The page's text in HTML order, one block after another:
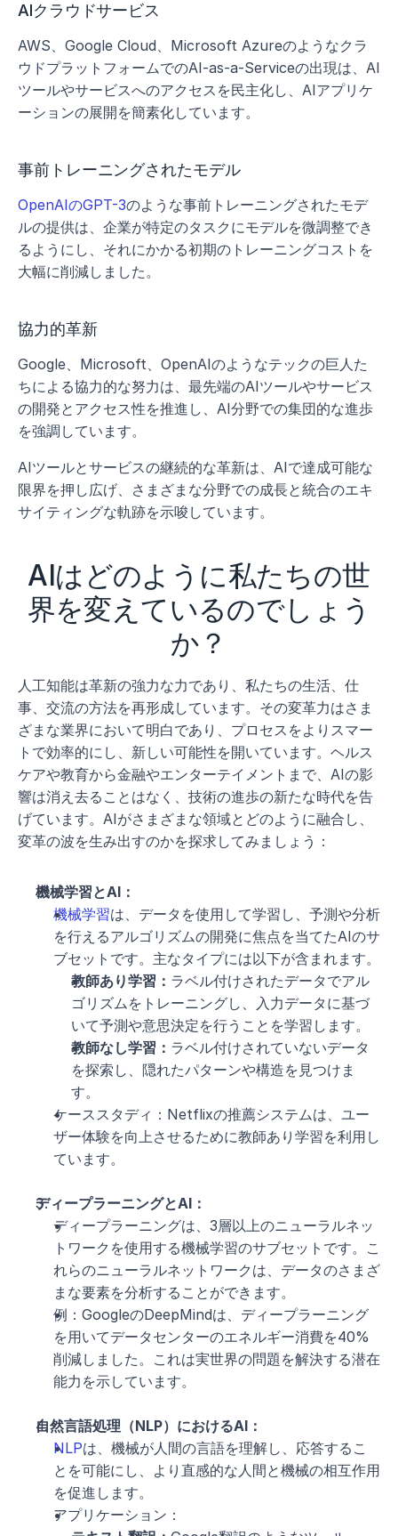
AIクラウドサービス
AWS、Google Cloud、Microsoft Azureのようなクラ
ウドプラットフォームでのAI-as-a-Serviceの出現は、AI
ツールやサービスへのアクセスを民主化し、AIアプリケ
ーションの展開を簡素化しています。
事前トレーニングされたモデル
OpenAIのGPT-3のような事前トレーニングされたモデ
ルの提供は、企業が特定のタスクにモデルを微調整でき
るようにし、それにかかる初期のトレーニングコストを
大幅に削減しました。
協力的革新
Google、Microsoft、OpenAIのようなテックの巨人た
ちによる協力的な努力は、最先端のAIツールやサービス
の開発とアクセス性を推進し、AI分野での集団的な進歩
を強調しています。
AIツールとサービスの継続的な革新は、AIで達成可能な
限界を押し広げ、さまざまな分野での成長と統合のエキ
サイティングな軌跡を示唆しています。
AIはどのように私たちの世
界を変えているのでしょう
か？
人工知能は革新の強力な力であり、私たちの生活、仕
事、交流の方法を再形成しています。その変革力はさま
ざまな業界において明白であり、プロセスをよりスマー
トで効率的にし、新しい可能性を開いています。ヘルス
ケアや教育から金融やエンターテイメントまで、AIの影
響は消え去ることはなく、技術の進歩の新たな時代を告
げています。AIがさまざまな領域とどのように融合し、
変革の波を生み出すのかを探求してみましょう：
機械学習とAI：
機械学習は、データを使用して学習し、予測や分析
を行えるアルゴリズムの開発に焦点を当てたAIのサ
ブセットです。主なタイプには以下が含まれます。
教師あり学習： ラベル付けされたデータでアル
ゴリズムをトレーニングし、入力データに基づ
いて予測や意思決定を行うことを学習します。
教師なし学習： ラベル付けされていないデータ
を探索し、隠れたパターンや構造を見つけま
す。
ケーススタディ：Netflixの推薦システムは、ユー
ザー体験を向上させるために教師あり学習を利用し
ています。
ディープラーニングとAI：
ディープラーニングは、3層以上のニューラルネッ
トワークを使用する機械学習のサブセットです。こ
れらのニューラルネットワークは、データのさまざ
まな要素を分析することができます。
例：GoogleのDeepMindは、ディープラーニング
を用いてデータセンターのエネルギー消費を40%
削減しました。これは実世界の問題を解決する潜在
能力を示しています。
自然言語処理（NLP）におけるAI：
NLPは、機械が人間の言語を理解し、応答するこ
とを可能にし、より直感的な人間と機械の相互作用
を促進します。
アプリケーション：